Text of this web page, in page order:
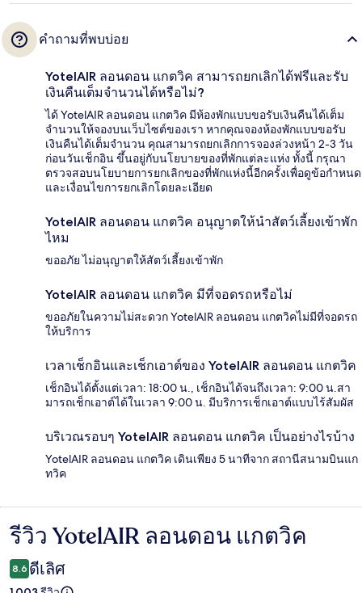
คำถามที่พบบ่อย
YotelAIR ลอนดอน แกตวิค สามารถยกเลิกได้ฟรีและรับ
เงินคืนเต็มจำนวนได้หรือไม่?
ได้ YotelAIR ลอนดอน แกตวิค มีห้องพักแบบขอรับเงินคืนได้เต็ม
จำนวนให้จองบนเว็บไซต์ของเรา หากคุณจองห้องพักแบบขอรับ
เงินคืนได้เต็มจำนวน คุณสามารถยกเลิกการจองล่วงหน้า 2-3 วัน
ก่อนวันเช็กอิน ขึ้นอยู่กับนโยบายของที่พักแต่ละแห่ง ทั้งนี้ กรุณา
ตรวจสอบนโยบายการยกเลิกของที่พักแห่งนี้อีกครั้งเพื่อดูข้อกำหนด
และเงื่อนไขการยกเลิกโดยละเอียด
YotelAIR ลอนดอน แกตวิค อนุญาตให้นำสัตว์เลี้ยงเข้าพัก
ไหม
ขออภัย ไม่อนุญาตให้สัตว์เลี้ยงเข้าพัก
YotelAIR ลอนดอน แกตวิค มีที่จอดรถหรือไม่
ขออภัยในความไม่สะดวก YotelAIR ลอนดอน แกตวิคไม่มีที่จอดรถ
ให้บริการ
เวลาเช็กอินและเช็กเอาต์ของ YotelAIR ลอนดอน แกตวิค
เช็กอินได้ตั้งแต่เวลา: 18:00 น., เช็กอินได้จนถึงเวลา: 9:00 น.สา
มารถเช็กเอาต์ได้ในเวลา 9:00 น. มีบริการเช็กเอาต์แบบไร้สัมผัส
บริเวณรอบๆ YotelAIR ลอนดอน แกตวิค เป็นอย่างไรบ้าง
YotelAIR ลอนดอน แกตวิค เดินเพียง 5 นาทีจาก สถานีสนามบินแก
ทวิค
รีวิว
รีวิว YotelAIR ลอนดอน แกตวิค
8.6 ดีเลิศ